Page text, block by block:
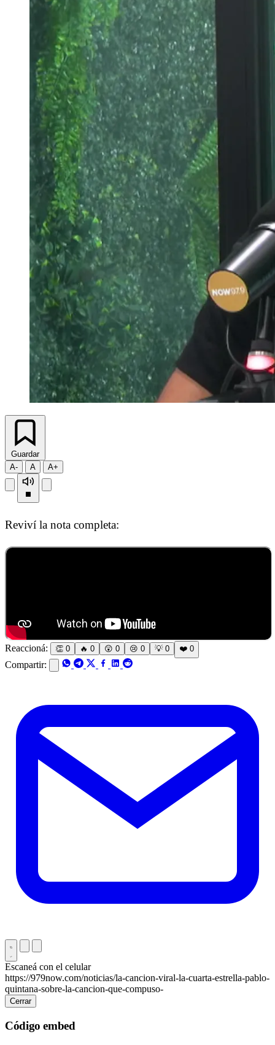
Guardar
A-
A A+
Reviví la nota completa:
Reaccioná: 👏 0 🔥 0 😲 0 😢 0 💡 0 ❤️ 0
Compartir:
Escaneá con el celular
https://979now.com/noticias/la-cancion-viral-la-cuarta-estrella-pablo-
quintana-sobre-la-cancion-que-compuso-
Cerrar
Código embed